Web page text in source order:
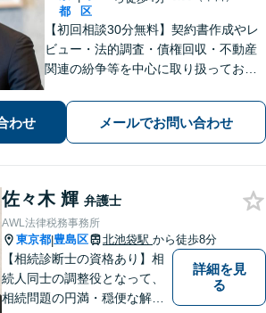
都
区
【初回相談30分無料】契約書作成やレ
ビュー・法的調査・債権回収・不動産
関連の紛争等を中心に取り扱っており
み取りながら徹底した報連相によって
丁寧な対応を心掛けております。弁護
士業務の透明化に努めます。【池袋駅
徒歩4分】
わせ メールでお問い合わせ
佐々木 輝 弁護士
AWL法律税務事務所
東京都|豊島区 北池袋駅 から徒歩8分
【相続診断士の資格あり】相
続人同士の調整役となって、
相続問題の円満・穏便な解決
詳細を見
る